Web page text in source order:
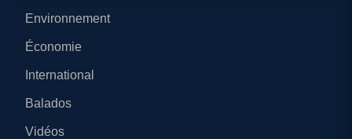
Environnement
Économie
International
Balados
Vidéos